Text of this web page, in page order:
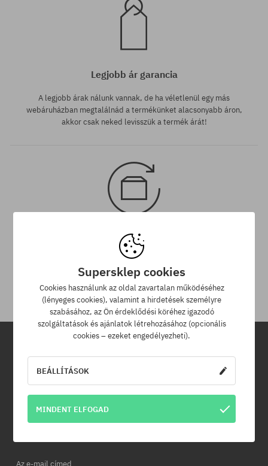
Legjobb ár garancia
A legjobb árak nálunk vannak, de ha véletlenül egy más
webáruházban megtalálnád a termékünket alacsonyabb áron,
akkor csak neked levisszük a termék árát!
30 nap az áru viszaküldésére
30 napod van.
Ráadásul kapsz egy -5% kedvezménykódot az egész
Az e-mail címed
Supersklep cookies
Cookies használunk az oldal zavartalan működéséhez
(lényeges cookies), valamint a hirdetések személyre
szabásához, az Ön érdeklődési köréhez igazodó
szolgáltatások és ajánlatok létrehozásához (opcionális
cookies – ezeket engedélyezheti).
BEÁLLÍTÁSOK
MINDENT ELFOGAD